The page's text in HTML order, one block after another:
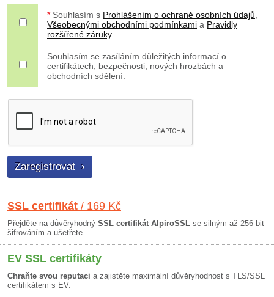
* Souhlasím s Prohlášením o ochraně osobních údajů
Všeobecnými obchodními podmínkami a Pravidly
rozšířené záruky.
Souhlasím se zasíláním důležitých informací o
certifikátech, bezpečnosti, nových hrozbách a
obchodních sdělení.
SSL certifikát / 169 Kč
Přejděte na důvěryhodný SSL certifikát AlpiroSSL se silným až 256-bit
šifrováním a ušetřete.
EV SSL certifikáty
Chraňte svou reputaci a zajistěte maximální důvěryhodnost s TLS/SSL
certifikátem s EV.